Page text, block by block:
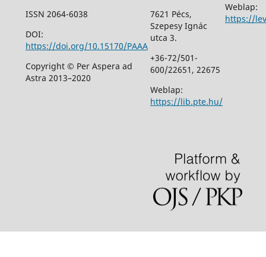
ISSN 2064-6038
DOI:
https://doi.org/10.15170/PAAA
Copyright © Per Aspera ad
Astra 2013–2020
7621 Pécs,
Szepesy Ignác
utca 3.
+36-72/501-
600/22651, 22675
Weblap:
https://lib.pte.hu/
Weblap:
https://